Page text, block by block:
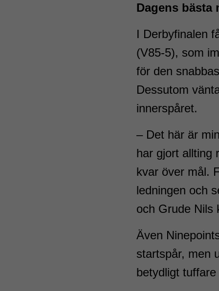
Dagens bästa
I Derbyfinalen
(V85-5), som
för den
Dessutom
innerspåret.
– Det här är
har gjort allting
kvar över mål.
ledningen och
och Grude Nils
Även
startspår, men
betydligt